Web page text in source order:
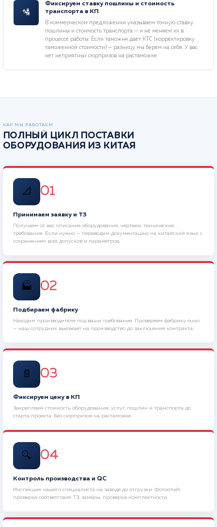
🛂
Фиксируем ставку пошлины и стоимость
транспорта в КП
В коммерческом предложении указываем точную ставку
пошлины и стоимость транспорта — и не меняем их в
процессе работы. Если таможня даёт КТС (корректировку
таможенной стоимости) — разницу мы берём на себя. У вас
нет неприятных сюрпризов на растаможке.
КАК МЫ РАБОТАЕМ
ПОЛНЫЙ ЦИКЛ ПОСТАВКИ
ОБОРУДОВАНИЯ ИЗ КИТАЯ
📐 01
Принимаем заявку и ТЗ
Получаем от вас описание оборудования, чертежи, технические
требования. Если нужно — переводим документацию на китайский язык с
сохранением всех допусков и параметров.
🏭 02
Подбираем фабрику
Находим производителя под ваши требования. Проверяем фабрику очно
— наш сотрудник выезжает на производство до заключения контракта.
📄 03
Фиксируем цену в КП
Закрепляем стоимость оборудования, услуг, пошлин и транспорта до
старта проекта. Без сюрпризов на растаможке.
🔍 04
Контроль производства и QC
Инспекция нашего специалиста на заводе до отгрузки. Фотоотчёт,
проверка соответствия ТЗ, замеры, проверка комплектности.